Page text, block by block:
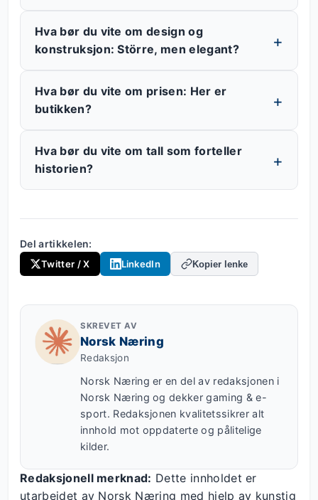
Hva bør du vite om design og
konstruksjon: Större, men elegant?
Hva bør du vite om prisen: Her er
butikken?
Hva bør du vite om tall som forteller
historien?
Del artikkelen:
Twitter / X LinkedIn Kopier lenke
SKREVET AV
Norsk Næring
Redaksjon
Norsk Næring er en del av redaksjonen i
Norsk Næring og dekker gaming & e-
sport. Redaksjonen kvalitetssikrer alt
innhold mot oppdaterte og pålitelige
kilder.
Redaksjonell merknad: Dette innholdet er
utarbeidet av Norsk Næring med hjelp av kunstig